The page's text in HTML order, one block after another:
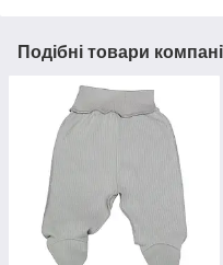
Подібні товари